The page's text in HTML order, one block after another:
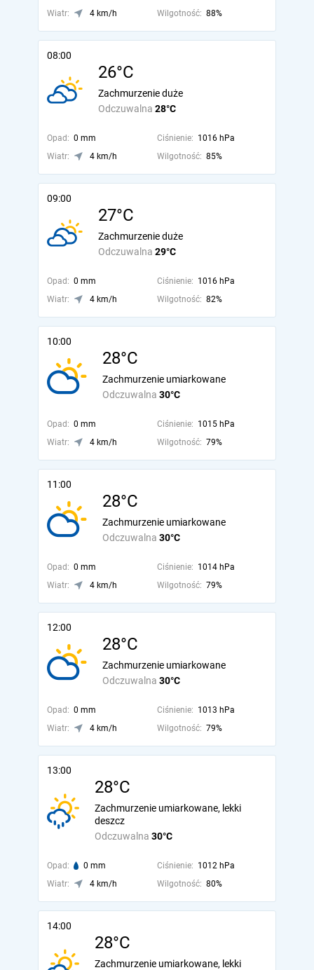
Wiatr: 4 km/h Wilgotność: 88%
08:00
26°C
Odczuwalna 28°C
Zachmurzenie duże
Opad: 0 mm Ciśnienie: 1016 hPa
Wiatr:
4 km/h Wilgotność: 85%
09:00
27°C
Odczuwalna 29°C
Zachmurzenie duże
Opad: 0 mm Ciśnienie: 1016 hPa
Wiatr:
4 km/h Wilgotność: 82%
10:00
28°C
Odczuwalna 30°C
Zachmurzenie umiarkowane
Opad: 0 mm Ciśnienie: 1015 hPa
Wiatr:
4 km/h Wilgotność: 79%
11:00
28°C
Odczuwalna 30°C
Zachmurzenie umiarkowane
Opad: 0 mm Ciśnienie: 1014 hPa
Wiatr:
4 km/h Wilgotność: 79%
12:00
28°C
Odczuwalna 30°C
Zachmurzenie umiarkowane
Opad: 0 mm Ciśnienie: 1013 hPa
Wiatr:
4 km/h Wilgotność: 79%
13:00
28°C
Odczuwalna 30°C
Zachmurzenie umiarkowane, lekki
deszcz
Opad: 0 mm Ciśnienie: 1012 hPa
Wiatr:
4 km/h Wilgotność: 80%
14:00
28°C
Zachmurzenie umiarkowane, lekki